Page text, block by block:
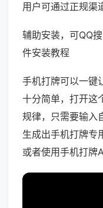
用户可通过正规渠
辅助安装，可QQ
件安装教程
手机打牌可以一键
十分简单，打开这
规律，只需要输入
生成出手机打牌专
或者使用手机打牌